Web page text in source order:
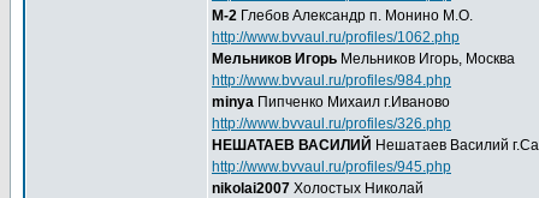
M-2 Глебов Александр п. Монино М.О.
http://www.bvvaul.ru/profiles/1062.php
Мельников Игорь Мельников Игорь, Москва
http://www.bvvaul.ru/profiles/984.php
minya Пипченко Михаил г.Иваново
http://www.bvvaul.ru/profiles/326.php
НЕШАТАЕВ ВАСИЛИЙ Нешатаев Василий
http://www.bvvaul.ru/profiles/945.php
nikolai2007 Холостых Николай